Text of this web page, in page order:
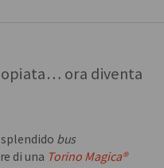
ora diventa
bus
di una Torino Magica®